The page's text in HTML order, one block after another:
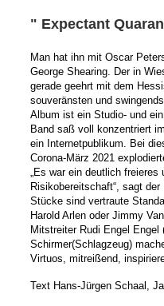
" Expectant
Man hat ihn mit Oscar
George Shearing. Der in
gerade geehrt mit dem
souveränsten und
Album ist ein Studio- und
Band saß voll konzentriert
ein Internetpublikum. Bei
Corona-März 2021
„Es war ein deutlich
Risikobereitschaft“, sagt
Stücke sind vertraute
Harold Arlen oder Jimmy
Mitstreiter Rudi Engel
Schirmer(Schlagzeug)
Virtuos, mitreißend,
Text Hans-Jürgen Schaal,